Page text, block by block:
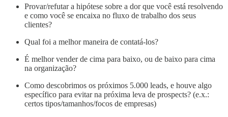
Provar/refutar a hipótese sobre a dor que você está resolvendo
e como você se encaixa no fluxo de trabalho dos seus
clientes?
Qual foi a melhor maneira de contatá-los?
É melhor vender de cima para baixo, ou de baixo para cima
na organização?
Como descobrimos os próximos 5.000 leads, e houve algo
específico para evitar na próxima leva de prospects? (e.x.:
certos tipos/tamanhos/focos de empresas)